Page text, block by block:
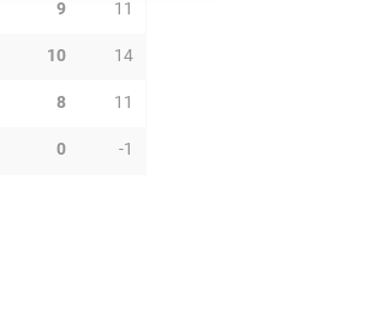
9 11
10 14
8 11
0 -1